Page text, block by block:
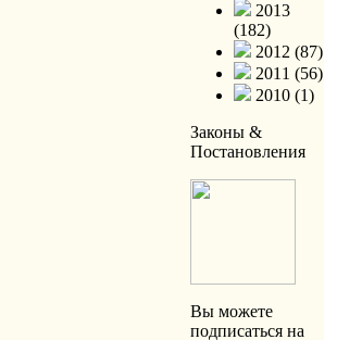
2013
(182)
2012 (87)
2011 (56)
2010 (1)
Законы &
Постановления
Вы можете
подписаться на